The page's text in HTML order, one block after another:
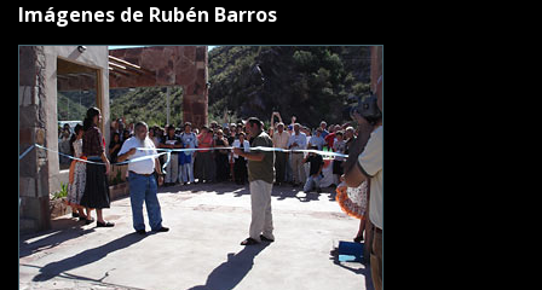
Imágenes de Rubén Barros